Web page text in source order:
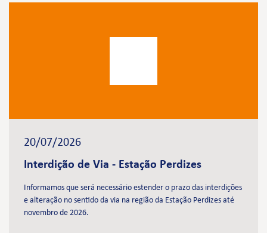
20/07/2026
Interdição de Via - Estação Perdizes
Informamos que será necessário estender o prazo das interdições
e alteração no sentido da via na região da Estação Perdizes até
novembro de 2026.